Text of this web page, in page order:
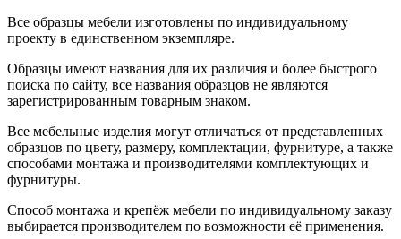
Все образцы мебели изготовлены по индивидуальному
проекту в единственном экземпляре.
Образцы имеют названия для их различия и более быстрого
поиска по сайту, все названия образцов не являются
зарегистрированным товарным знаком.
Все мебельные изделия могут отличаться от представленных
образцов по цвету, размеру, комплектации, фурнитуре, а также
способами монтажа и производителями комплектующих и
фурнитуры.
Способ монтажа и крепёж мебели по индивидуальному заказу
выбирается производителем по возможности её применения.